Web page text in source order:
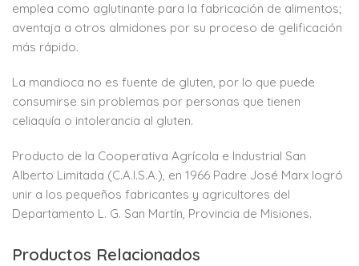
emplea como aglutinante para la fabricación de alimentos;
aventaja a otros almidones por su proceso de gelificación
más rápido.
La mandioca no es fuente de gluten, por lo que puede
consumirse sin problemas por personas que tienen
celiaquía o intolerancia al gluten.
Producto de la Cooperativa Agrícola e Industrial San
Alberto Limitada (C.A.I.S.A.), en 1966 Padre José Marx logró
unir a los pequeños fabricantes y agricultores del
Departamento L. G. San Martín, Provincia de Misiones.
Productos Relacionados